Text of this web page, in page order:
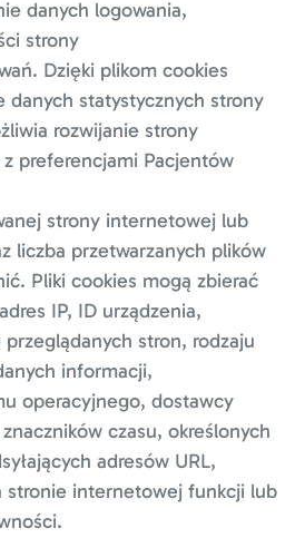
danych logowania,
strony
Dzięki plikom cookies
danych statystycznych strony
rozwijanie strony
preferencjami Pacjentów
strony internetowej lub
liczba przetwarzanych plików
Pliki cookies mogą zbierać
IP, ID urządzenia,
stron, rodzaju
informacji,
operacyjnego, dostawcy
czasu, określonych
adresów URL,
stronie internetowej funkcji lub